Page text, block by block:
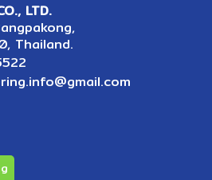
LTD.
Thailand.